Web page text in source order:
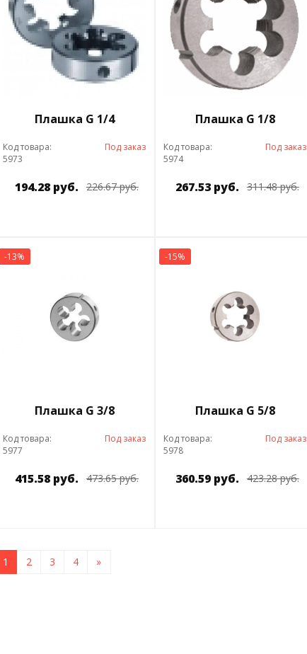
Плашка G 1/4
Код товара:
5973
Под заказ
194.28 руб. 226.67 руб.
Плашка G 1/8
Код товара:
5974
Под заказ
267.53 руб. 311.48 руб.
-13%
Плашка G 3/8
Код товара:
5977
Под заказ
415.58 руб. 473.65 руб.
-15%
Плашка G 5/8
Код товара:
5978
Под заказ
360.59 руб. 423.28 руб.
1 2 3 4 »